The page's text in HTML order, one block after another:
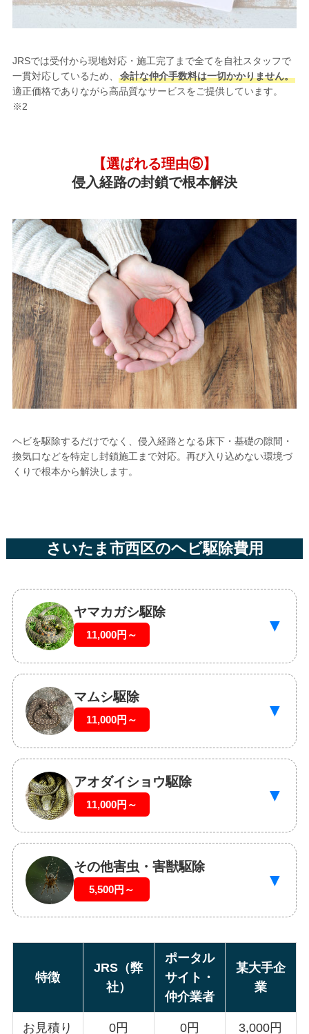
JRSでは受付から現地対応・施工完了まで全てを自社スタッフで
一貫対応しているため、
余計な仲介手数料は一切かかりません。
適正価格でありながら高品質なサービスをご提供しています。
※2
【選ばれる理由⑤】
侵入経路の封鎖で根本解決
ヘビを駆除するだけでなく、侵入経路となる床下・基礎の隙間・
換気口などを特定し封鎖施工まで対応。再び入り込めない環境づ
くりで根本から解決します。
さいたま市西区のヘビ駆除費用
ヤマカガシ駆除
11,000円～ ▼
マムシ駆除
11,000円～ ▼
アオダイショウ駆除
11,000円～ ▼
その他害虫・害獣駆除
5,500円～ ▼
特徴
JRS（弊
社）
ポータル
サイト・
仲介業者
某大手企
業
お見積り 0円 0円 3,000円